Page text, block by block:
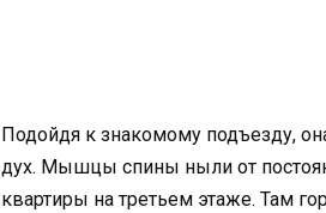
Подойдя к знакомому подъезду,
дух. Мышцы спины ныли от
квартиры на третьем этаже. Там